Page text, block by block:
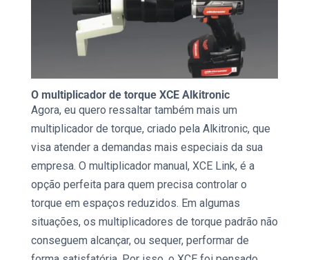
Omultiplicador de torqueXCE Alkitronic
Agora, eu quero ressaltar também mais um
multiplicador de torque,criado pelaAlkitronic, que
visa atender a demandas mais especiais da sua
empresa. O multiplicador manual, XCE Link, é a
opção perfeita para quem precisa controlar o
torque em espaços reduzidos. Em algumas
situações, os multiplicadores de torque padrão não
conseguem alcançar, ou sequer, performar de